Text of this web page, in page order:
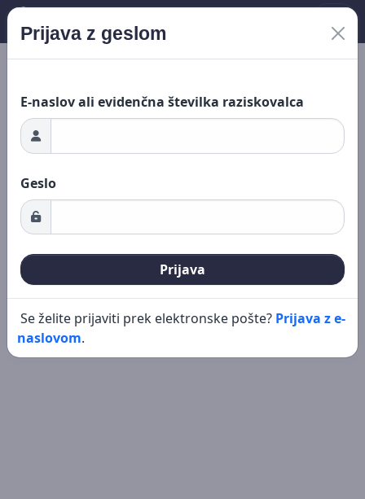
Nalaganje ...
Prijava z geslom
E-naslov ali evidenčna številka raziskovalca
Geslo
Prijava
Se želite prijaviti prek elektronske pošte? Prijava z e-
naslovom.